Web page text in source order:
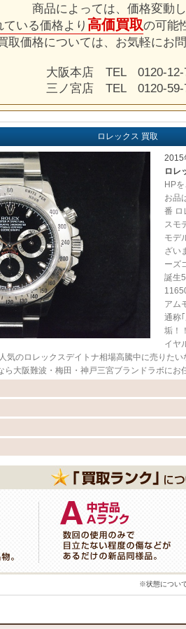
商品によっては、価格変動
ている価格より 高価買取の可能
取価格については、お気軽にお
大阪本店 TEL 0120-12-
三ノ宮店 TEL 0120-59-
ロレックス 買取
2015
ロレ
HP
お品
番 ロ
スモ
モデ
ざい
ーズ
誕生
アム
通称
垢！
イヤ
気のロレックスデイトナ相場高騰中に売りた
大阪難波・梅田・神戸三宮ブランドラボにお
※状態につい